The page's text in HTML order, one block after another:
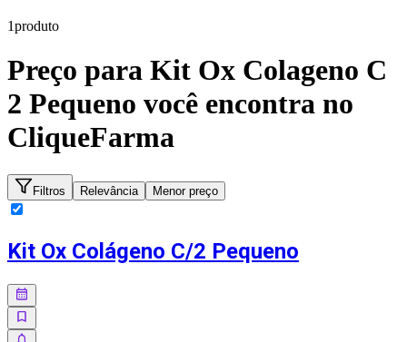
1produto
Preço para Kit Ox Colageno C
2 Pequeno você encontra no
CliqueFarma
Filtros Relevância Menor preço
Kit Ox Colágeno C/2 Pequeno